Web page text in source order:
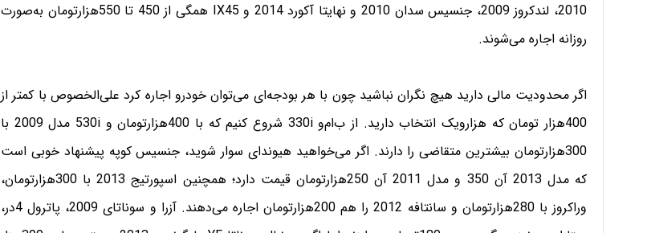
2010، لندکروز 2009، جنسیس سدان 2010 و نهایتا آکورد 2014 و IX45 همگی از 450 تا 550هزارتومان به‌صورت
روزانه اجاره می‌شوند.
اگر محدودیت مالی دارید هیچ نگران نباشید چون با هر بودجه‌ای می‌توان خودرو اجاره کرد علی‌الخصوص با کمتر از
400هزار تومان که هزارویک انتخاب دارید. از ب‌ام‌و 330i شروع کنیم که با 400هزارتومان و 530i مدل 2009 با
300هزارتومان بیشترین متقاضی را دارند. اگر می‌خواهید هیوندای سوار شوید، جنسیس کوپه پیشنهاد خوبی است
که مدل 2013 آن‌ 350 و مدل 2011 آن‌ 250هزارتومان قیمت دارد؛ همچنین اسپورتیج 2013 با 300هزارتومان،
وراکروز با 280هزارتومان و سانتافه 2012 را هم 200هزارتومان اجاره می‌دهند. آزرا و سوناتای 2009، پاترول 4در‌،